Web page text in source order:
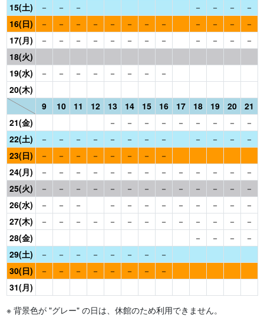
15(土)
－ － － － － －
－
16(日)
－ － － － － － － － － － －
－
17(月)
－ － － － － － － － － － －
－
18(火)
19(水)
－ － － － － － －
－
20(木)
9
10 11 12 13 14 15 16 17 18 19 20
21
21(金)
－ － － － － － － －
－
22(土)
－ － － － － － － － － － －
－
23(日)
－ － － － － － －
－
24(月)
－ － － － － － － － － － － －
－
25(火)
－ － － － － － － － － － － －
－
26(水)
－ － － － － － － － － － －
－
27(木)
－ － － － － － － － － － － －
－
28(金)
－ － －
－
29(土)
－ － － － － － －
－
30(日)
－ － － － － － －
－
31(月)
※ 背景色が "グレー" の日は、休館のため利用できません。